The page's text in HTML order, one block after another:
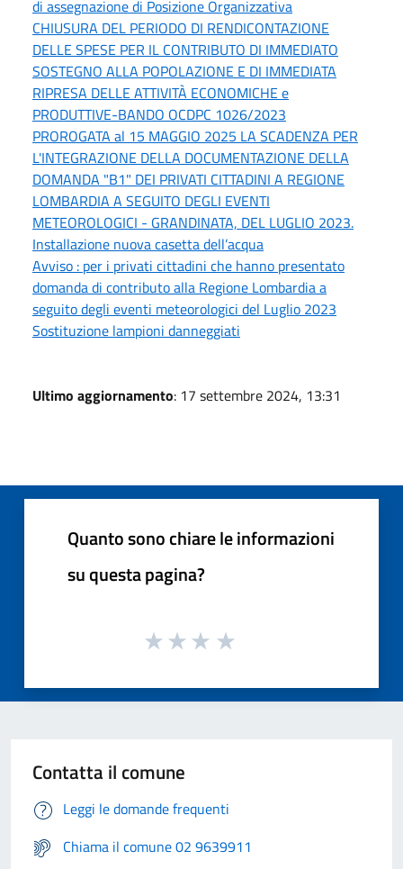
di assegnazione di Posizione Organizzativa
CHIUSURA DEL PERIODO DI RENDICONTAZIONE
DELLE SPESE PER IL CONTRIBUTO DI IMMEDIATO
SOSTEGNO ALLA POPOLAZIONE E DI IMMEDIATA
RIPRESA DELLE ATTIVITÀ ECONOMICHE e
PRODUTTIVE-BANDO OCDPC 1026/2023
PROROGATA al 15 MAGGIO 2025 LA SCADENZA PER
L'INTEGRAZIONE DELLA DOCUMENTAZIONE DELLA
DOMANDA "B1" DEI PRIVATI CITTADINI A REGIONE
LOMBARDIA A SEGUITO DEGLI EVENTI
METEOROLOGICI - GRANDINATA, DEL LUGLIO 2023.
Installazione nuova casetta dell’acqua
Avviso : per i privati cittadini che hanno presentato
domanda di contributo alla Regione Lombardia a
seguito degli eventi meteorologici del Luglio 2023
Sostituzione lampioni danneggiati
Ultimo aggiornamento: 17 settembre 2024, 13:31
Quanto sono chiare le informazioni
su questa pagina?
Contatta il comune
Leggi le domande frequenti
Chiama il comune 02 9639911